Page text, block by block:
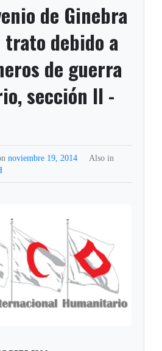
de Ginebra
debido a
de guerra
sección II -
noviembre 19, 2014
Also in